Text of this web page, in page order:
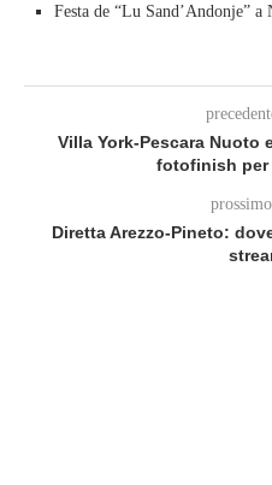
Festa de “Lu Sand’Andonje” a
Villa York-Pescara Nuoto
fotofinish per
Diretta Arezzo-Pineto: